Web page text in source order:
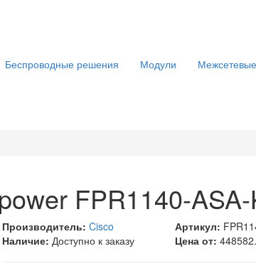
Беспроводные решения Модули
FPR1140-
Производитель: Cisco Артикул:
Наличие: Доступно к заказу Цена от: